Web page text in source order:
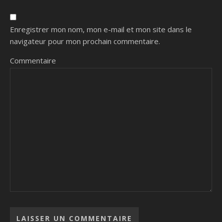
Enregistrer mon nom, mon e-mail et mon site dans le
navigateur pour mon prochain commentaire.
Commentaire